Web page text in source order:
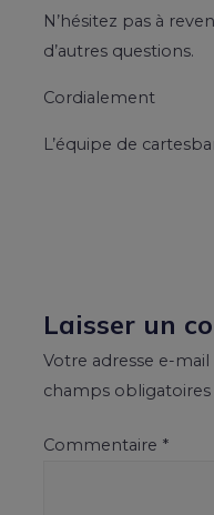
N’hésitez pas à
d’autres questions.
Cordialement
L’équipe de
Laisser un
Votre adresse e-
champs
Commentaire *